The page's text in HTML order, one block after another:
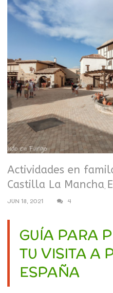
Actividades en
Castilla La Mancha,
JUN 18, 2021 4
GUÍA PARA
TU VISITA A
ESPAÑA